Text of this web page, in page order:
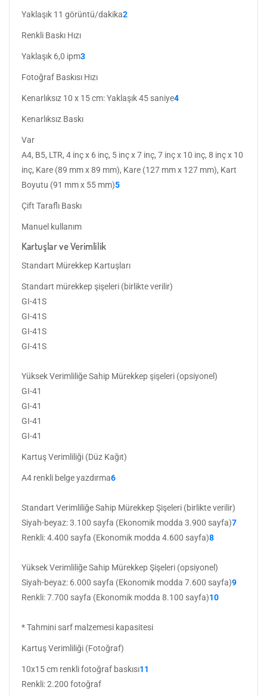
Yaklaşık 11 görüntü/dakika2
Renkli Baskı Hızı
Yaklaşık 6,0 ipm3
Fotoğraf Baskısı Hızı
Kenarlıksız 10 x 15 cm: Yaklaşık 45 saniye4
Kenarlıksız Baskı
Var
A4, B5, LTR, 4 inç x 6 inç, 5 inç x 7 inç, 7 inç x 10 inç, 8 inç x 10
inç, Kare (89 mm x 89 mm), Kare (127 mm x 127 mm), Kart
Boyutu (91 mm x 55 mm)5
Çift Taraflı Baskı
Manuel kullanım
Kartuşlar ve Verimlilik
Standart Mürekkep Kartuşları
Standart mürekkep şişeleri (birlikte verilir)
GI-41S
GI-41S
GI-41S
GI-41S
Yüksek Verimliliğe Sahip Mürekkep şişeleri (opsiyonel)
GI-41
GI-41
GI-41
GI-41
Kartuş Verimliliği (Düz Kağıt)
A4 renkli belge yazdırma6
Standart Verimliliğe Sahip Mürekkep Şişeleri (birlikte verilir)
Siyah-beyaz: 3.100 sayfa (Ekonomik modda 3.900 sayfa)7
Renkli: 4.400 sayfa (Ekonomik modda 4.600 sayfa)8
Yüksek Verimliliğe Sahip Mürekkep Şişeleri (opsiyonel)
Siyah-beyaz: 6.000 sayfa (Ekonomik modda 7.600 sayfa)9
Renkli: 7.700 sayfa (Ekonomik modda 8.100 sayfa)10
* Tahmini sarf malzemesi kapasitesi
Kartuş Verimliliği (Fotoğraf)
10x15 cm renkli fotoğraf baskısı11
Renkli: 2.200 fotoğraf